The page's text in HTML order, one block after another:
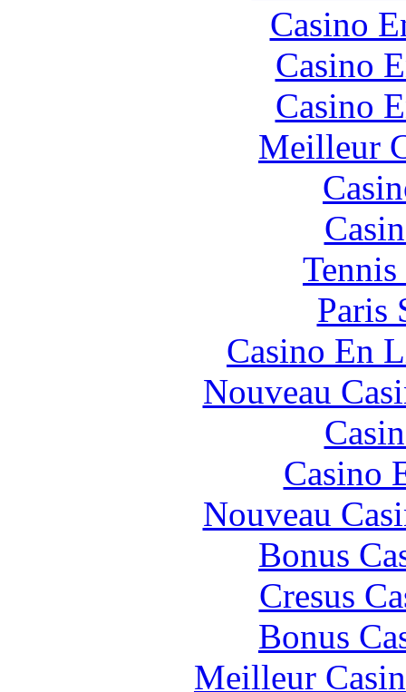
Casino
Casino
Casino
Meilleur
Paris
Casino En
Nouveau
Casino
Nouveau
Bonus
Cresus
Bonus
Meilleur